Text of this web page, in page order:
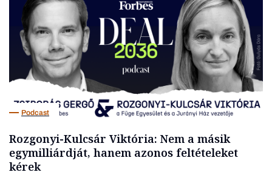
Podcast
Rozgonyi-Kulcsár Viktória: Nem a másik
egymilliárdját, hanem azonos feltételeket
kérek